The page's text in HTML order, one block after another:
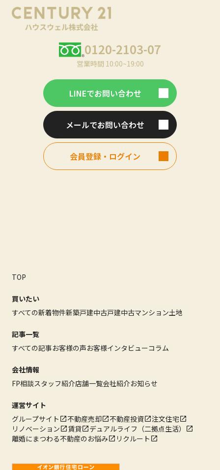
0120-2103-07
営業時間 10:00~19:00
LINEでお問い合わせ
メールでお問い合わせ
会員登録・ログイン
TOP
買いたい
すべての新着物件新築戸建中古戸建中古マンション土地
記事一覧
すべての記事お客様の声お客様インタビューコラム
会社情報
FP相談スタッフ紹介店舗一覧会社紹介お知らせ
運営サイト
グループサイト
不動産売却 不動産投資
注文住宅
リノベーション
賃貸
デュアルライフ（二拠点生活）
離婚にまつわる不動産のお悩み
リクルート